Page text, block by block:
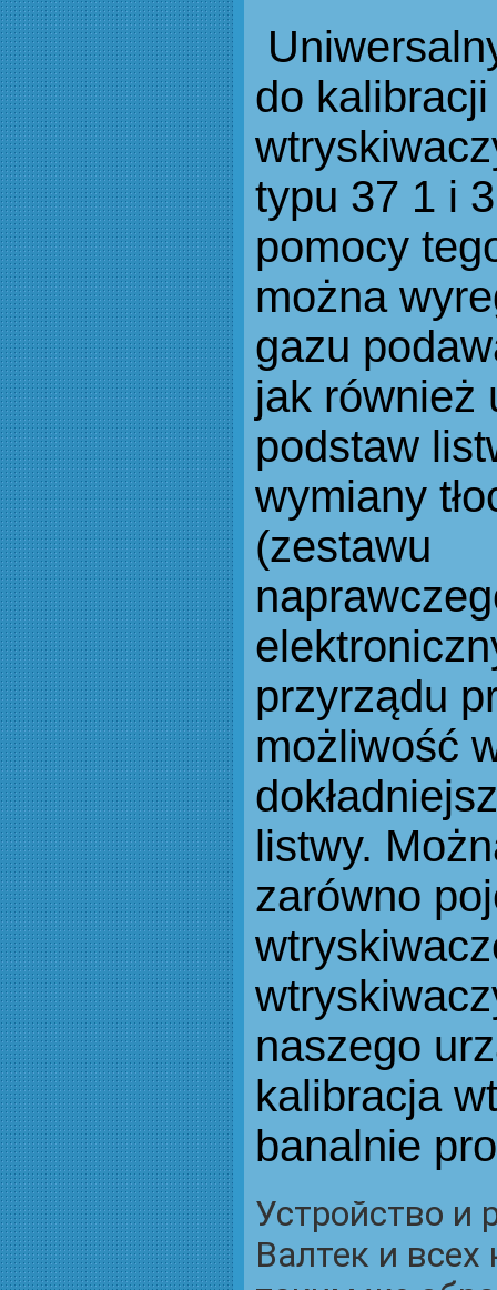
do
typu 37 1 i
pomocy
można
gazu
jak również
podstaw
wymiany
(zestawu
przyrządu
możliwość
listwy.
zarówno
naszego
kalibracja
banalnie
Устройство и
Валтек и